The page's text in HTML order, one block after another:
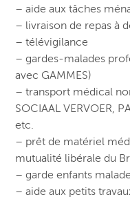
– aide aux tâches
– livraison de repas à
– télévigilance
– gardes-malades
avec GAMMES)
– transport médical
SOCIAAL VERVOER,
etc.
– prêt de matériel
mutualité libérale du
– garde enfants
– aide aux petits